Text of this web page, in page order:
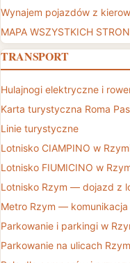
Wynajem pojazdów z
MAPA WSZYSTKICH
TRANSPORT
Hulajnogi elektryczne i
Karta turystyczna Roma
Linie turystyczne
Lotnisko CIAMPINO w
Lotnisko FIUMICINO w
Lotnisko Rzym — dojazd z
Metro Rzym — komunikacja
Parkowanie i parkingi w
Parkowanie na ulicach